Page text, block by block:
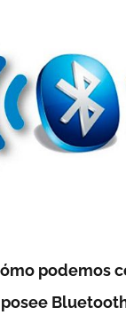
podemos